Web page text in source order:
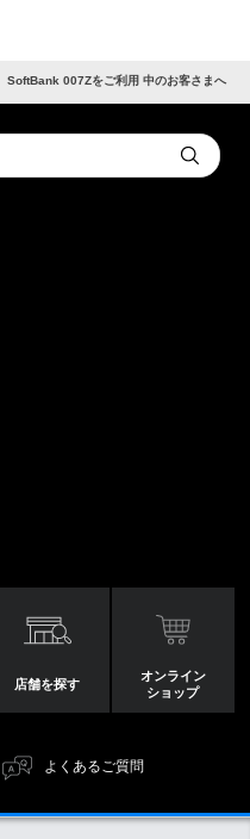
SoftBank 007Zをご利用 中のお客さまへ
Submit
店舗を探す
オンライン
ショップ
よくあるご質問